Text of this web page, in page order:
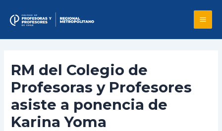
content
RM del Colegio de
Profesoras y Profesores
asiste a ponencia de
Karina Yoma